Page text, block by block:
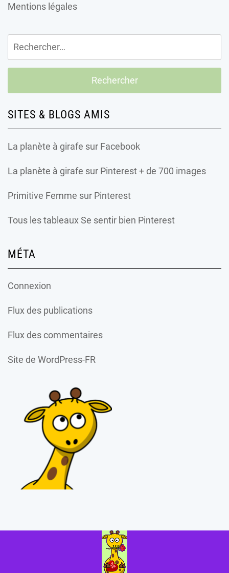
Mentions légales
Rechercher :
SITES & BLOGS AMIS
La planète à girafe sur Facebook
La planète à girafe sur Pinterest + de 700 images
Primitive Femme sur Pinterest
Tous les tableaux Se sentir bien Pinterest
MÉTA
Connexion
Flux des publications
Flux des commentaires
Site de WordPress-FR